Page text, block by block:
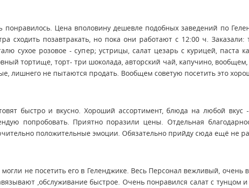
понравилось. Цена вполовину дешевле подобных заведений по
сходить позавтракать, но пока они работают с 12:00 ч.
сухое розовое - супер; устрицы, салат цезарь с курицей, паста
тортище, торт- три шоколада, авторский чай, капучино,
лишнего не пытаются продать. Вообщем советую посетить это
быстро и вкусно. Хороший ассортимент, блюда на любой
попробовать. Приятно поразили цены. Отдельная
положительные эмоции. Обязательно прийду сюда ещё не
не посетить его в Геленджике. Весь Персонал вежливый,
,обслуживание быстрое. Очень понравился салат с тунцом